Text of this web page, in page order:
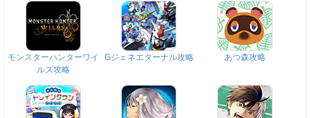
モンスターハンターワイ
ルズ攻略
Gジェネエターナル攻略 あつ森攻略